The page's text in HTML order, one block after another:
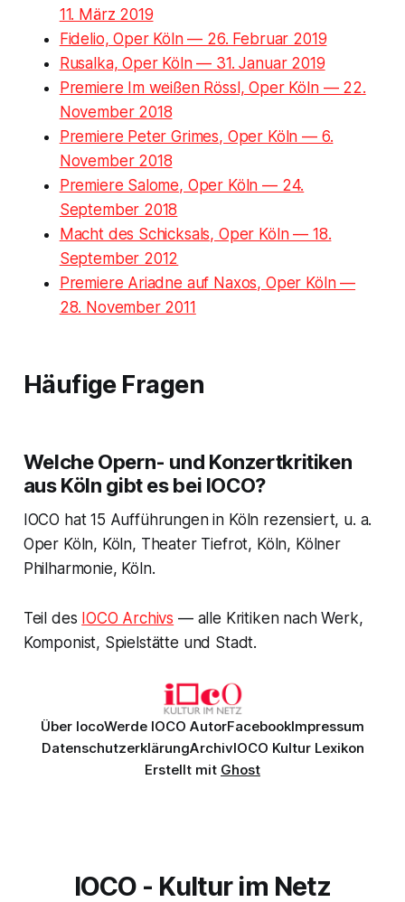
11. März 2019
Fidelio, Oper Köln — 26. Februar 2019
Rusalka, Oper Köln — 31. Januar 2019
Premiere Im weißen Rössl, Oper Köln — 22.
November 2018
Premiere Peter Grimes, Oper Köln — 6.
November 2018
Premiere Salome, Oper Köln — 24.
September 2018
Macht des Schicksals, Oper Köln — 18.
September 2012
Premiere Ariadne auf Naxos, Oper Köln —
28. November 2011
Häufige Fragen
Welche Opern- und Konzertkritiken
aus Köln gibt es bei IOCO?
IOCO hat 15 Aufführungen in Köln rezensiert, u. a.
Oper Köln, Köln, Theater Tiefrot, Köln, Kölner
Philharmonie, Köln.
Teil des IOCO Archivs — alle Kritiken nach Werk,
Komponist, Spielstätte und Stadt.
Über IocoWerde IOCO AutorFacebookImpressum
DatenschutzerklärungArchivIOCO Kultur Lexikon
Erstellt mit Ghost
IOCO - Kultur im Netz